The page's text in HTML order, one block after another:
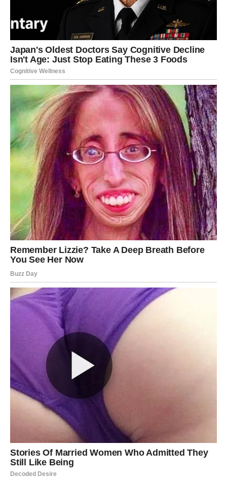
donosi veću nagradu nego brzina.
UNUTRAŠNJA LEKCIJA –
ZRELOST UMESTO BEKSTVA
Strelac voli kretanje i promenu, ali sada karma traži
zrelost.
Ne možete više pobeći od nečega što traži završetak.
Ne možete ignorisati emocije koje traže priznanje.
Ovo je period sazrevanja.
Vi učite da prava avantura nije u bekstvu – već u hrabrosti
da ostanete i rešite ono što je započeto.